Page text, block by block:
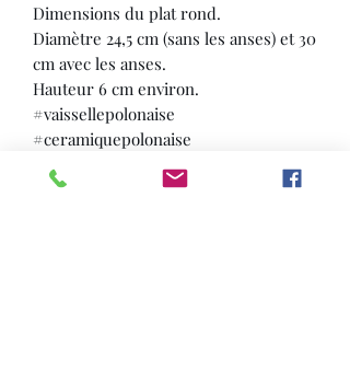
Dimensions du plat rond.
Diamètre 24,5 cm (sans les anses) et 30
cm avec les anses.
Hauteur 6 cm environ.
#vaissellepolonaise
#ceramiquepolonaise
#faiencepolonaise
#bunzlau